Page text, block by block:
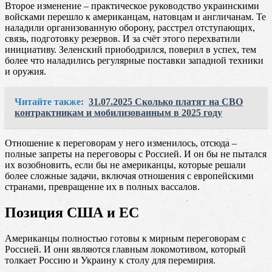
Второе изменение – практическое руководство украинскими
войсками перешло к американцам, натовцам и англичанам. Те
наладили организованную оборону, расстрел отступающих,
связь, подготовку резервов. И за счёт этого перехватили
инициативу. Зеленский приободрился, поверил в успех, тем
более что наладились регулярные поставки западной техники
и оружия.
Читайте также: 31.07.2025 Сколько платят на СВО
контрактникам и мобилизованным в 2025 году
Отношение к переговорам у него изменилось, отсюда –
полные запреты на переговоры с Россией. И он бы не пытался
их возобновить, если бы не американцы, которые решали
более сложные задачи, включая отношения с европейскими
странами, превращение их в полных вассалов.
Позиция США и ЕС
Американцы полностью готовы к мирным переговорам с
Россией. И они являются главным локомотивом, который
толкает Россию и Украину к столу для перемирия.